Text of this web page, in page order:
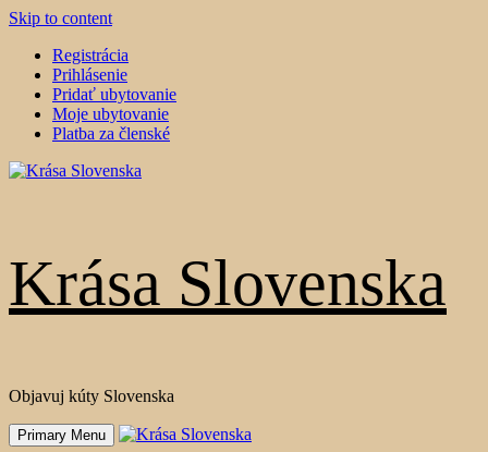
Skip to content
Registrácia
Prihlásenie
Pridať ubytovanie
Moje ubytovanie
Platba za členské
Krása Slovenska
Objavuj kúty Slovenska
Primary Menu